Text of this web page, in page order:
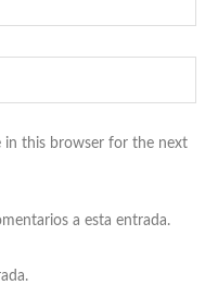
in this browser for the next
a esta entrada.